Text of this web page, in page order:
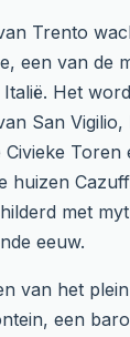
Trento
een van de
Het
San
Civieke
huizen
met
eeuw.
van het
een